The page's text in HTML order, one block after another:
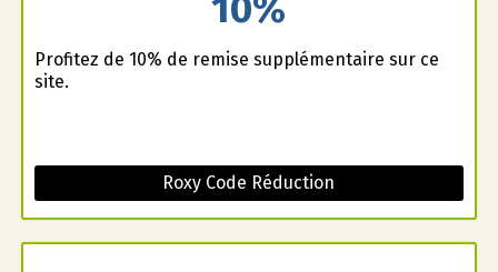
Profitez de 10% de remise supplémentaire sur ce
site.
Roxy Code Réduction